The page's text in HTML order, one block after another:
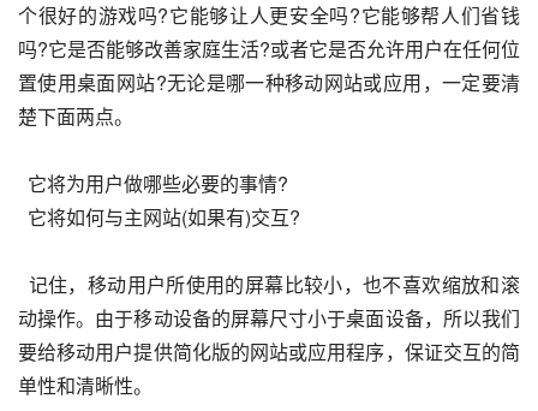
个很好的游戏吗?它能够让人更安全吗?它能够帮人们省钱
吗?它是否能够改善家庭生活?或者它是否允许用户在任何位
置使用桌面网站?无论是哪一种移动网站或应用，一定要清
楚下面两点。
  它将为用户做哪些必要的事情?
  它将如何与主网站(如果有)交互?
动操作。由于移动设备的屏幕尺寸小于桌面设备，所以我们
要给移动用户提供简化版的网站或应用程序，保证交互的简
单性和清晰性。